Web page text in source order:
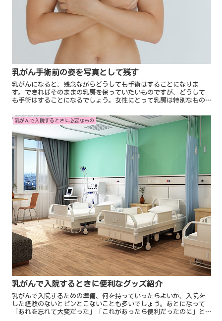
乳がん手術前の姿を写真として残す
乳がんになると、残念ながらどうしても手術はすることになりま
す。できればそのままの乳房を保っていたいものですが、どうして
も手術はすることになるでしょう。女性にとって乳房は特別なもの
す...
乳がんで入院するときに必要なもの
乳がんで入院するときに便利なグッズ紹介
乳がんで入院するための準備、何を持っていったらよいか、入院を
した経験のないとピンとこないことも多いでしょう。あとになって
「あれを忘れて大変だった」「これがあったら便利だったのに」と